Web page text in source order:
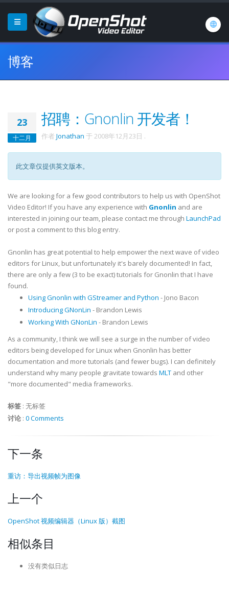
博客
23
十二月
招聘：Gnonlin 开发者！
作者 Jonathan 于 2008年12月23日 .
此文章仅提供英文版本。
We are looking for a few good contributors to help us with OpenShot
Video Editor! If you have any experience with Gnonlin and are
interested in joining our team, please contact me through LaunchPad
or post a comment to this blog entry.
Gnonlin has great potential to help empower the next wave of video
editors for Linux, but unfortunately it's barely documented! In fact,
there are only a few (3 to be exact) tutorials for Gnonlin that I have
found.
Using Gnonlin with GStreamer and Python - Jono Bacon
Introducing GNonLin - Brandon Lewis
Working With GNonLin - Brandon Lewis
As a community, I think we will see a surge in the number of video
editors being developed for Linux when Gnonlin has better
documentation and more tutorials (and fewer bugs). I can definitely
understand why many people gravitate towards MLT and other
"more documented" media frameworks.
标签 : 无标签
讨论 : 0 Comments
下一条
重访：导出视频帧为图像
上一个
OpenShot 视频编辑器（Linux 版）截图
相似条目
没有类似日志